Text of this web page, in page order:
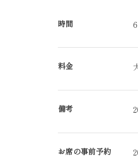
時間
料金
備考
お席の事前予約